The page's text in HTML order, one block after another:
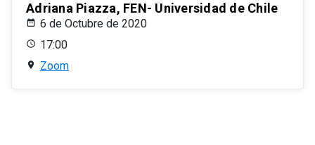
Adriana Piazza, FEN- Universidad de Chile
6 de Octubre de 2020
17:00
Zoom